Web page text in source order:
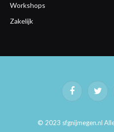
Workshops
Zakelijk
FacebookTwitter
© 2023 sfgnijmegen.nl